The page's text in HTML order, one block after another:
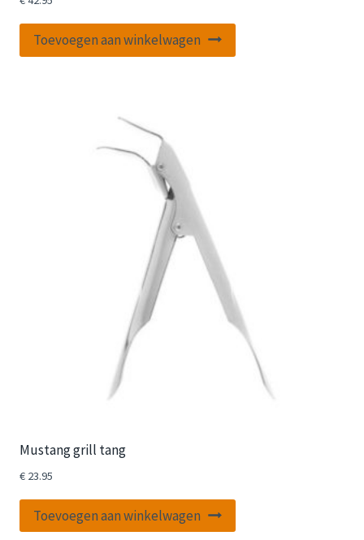
Toevoegen aan winkelwagen
Mustang grill tang
€ 23.95
Toevoegen aan winkelwagen